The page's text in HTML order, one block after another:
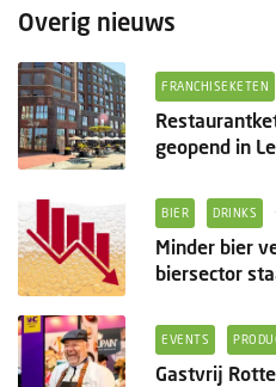
Overig nieuws
FRANCHISEKETEN
geopend in
BIER DRINKS
Minder bier
biersector
EVENTS
Gastvrij